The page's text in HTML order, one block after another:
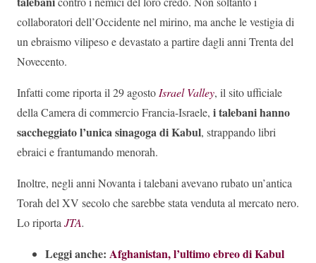
collaboratori dell’Occidente nel mirino, ma anche le vestigia di
un ebraismo vilipeso e devastato a partire dagli anni Trenta del
Novecento.
Infatti come riporta il 29 agostoIsrael Valley, il sito ufficiale
della Camera di commercio Francia-Israele, i talebani hanno
saccheggiato l’unica sinagoga di Kabul, strappando libri
ebraici e frantumando menorah.
Inoltre, negli anni Novanta i talebani avevano rubato un’antica
Torah del XV secolo che sarebbe stata venduta al mercato nero.
Lo riportaJTA.
Leggi anche: Afghanistan, l’ultimo ebreo di Kabul